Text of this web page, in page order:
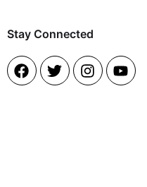
Stay Connected​